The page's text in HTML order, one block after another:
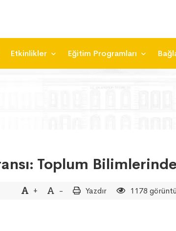
Etkinlikler Eğitim Programları
Toplum
+ - Yazdır 1178